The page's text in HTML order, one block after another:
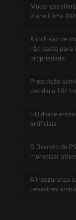
Mudanças
Plano Clima
A inclusão de
não basta
propriedade:
Prescrição
decidiu o TRF1
STJ divide
artificiais
O Decreto do
monetizar
A insegurança
desastres